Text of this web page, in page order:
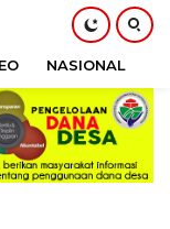
NASIONAL